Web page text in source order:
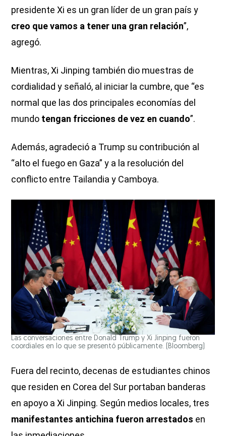
presidente Xi es un gran líder de un gran país y
creo que vamos a tener una gran relación”,
agregó.
Mientras, Xi Jinping también dio muestras de
cordialidad y señaló, al iniciar la cumbre, que “es
normal que las dos principales economías del
mundo tengan fricciones de vez en cuando”.
Además, agradeció a Trump su contribución al
“alto el fuego en Gaza” y a la resolución del
conflicto entre Tailandia y Camboya.
Las conversaciones entre Donald Trump y Xi Jinping fueron
coordiales en lo que se presentó públicamente.
(Bloomberg)
Fuera del recinto, decenas de estudiantes chinos
que residen en Corea del Sur portaban banderas
en apoyo a Xi Jinping. Según medios locales, tres
manifestantes antichina fueron arrestados en